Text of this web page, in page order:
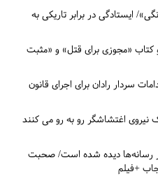
ایستادگی در برابر تاریکی به
«مجوزی برای قتل» و «مثبت
سردار رادان برای اجرای قانون
اغتشاشگر رو به رو می کنند
در رسانه‌ها دیده شده است/ صحبت
+فیلم